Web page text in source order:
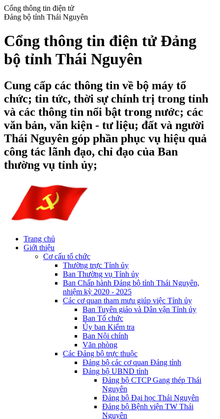
Cổng thông tin điện tử
Đảng bộ tỉnh Thái Nguyên
Cổng thông tin điện tử Đảng
bộ tỉnh Thái Nguyên
Cung cấp các thông tin về bộ máy tổ
chức; tin tức, thời sự chính trị trong tỉnh
và các thông tin nổi bật trong nước; các
văn bản, văn kiện - tư liệu; đất và người
Thái Nguyên góp phần phục vụ hiệu quả
công tác lãnh đạo, chỉ đạo của Ban
thường vụ tỉnh ủy;
Trang chủ
Giới thiệu
Cơ cấu tổ chức
Thường trực Tỉnh ủy
Ban Thường vụ Tỉnh ủy
Ban Chấp hành Đảng bộ tỉnh Thái Nguyên,
nhiệm kỳ 2020 - 2025
Các cơ quan tham mưu giúp việc Tỉnh ủy
Ban Tuyên giáo và Dân vận Tỉnh ủy
Ban Tổ chức
Ủy ban Kiểm tra
Ban Nội chính
Văn phòng
Các Đảng bộ trực thuộc
Đảng bộ các cơ quan Đảng tỉnh
Đảng bộ UBND tỉnh
Đảng bộ CTCP Gang thép Thái
Nguyên
Đảng bộ Đại học Thái Nguyên
Đảng bộ Bệnh viện TW Thái
Nguyên